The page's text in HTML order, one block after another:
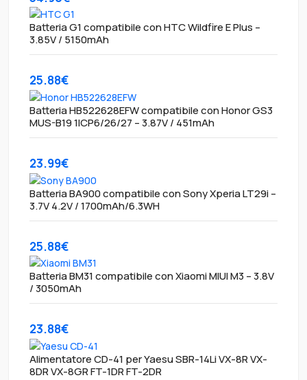
Batteria G1 compatibile con HTC Wildfire E Plus –
3.85V / 5150mAh
25.88€
Batteria HB522628EFW compatibile con Honor GS3
MUS-B19 1ICP6/26/27 – 3.87V / 451mAh
23.99€
Batteria BA900 compatibile con Sony Xperia LT29i –
3.7V 4.2V / 1700mAh/6.3WH
25.88€
Batteria BM31 compatibile con Xiaomi MIUI M3 – 3.8V
/ 3050mAh
23.88€
Alimentatore CD-41 per Yaesu SBR-14Li VX-8R VX-
8DR VX-8GR FT-1DR FT-2DR